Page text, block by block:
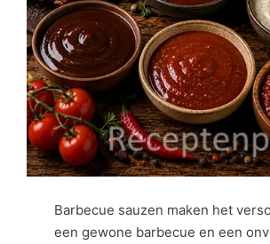
Barbecue sauzen maken het
een gewone barbecue en een